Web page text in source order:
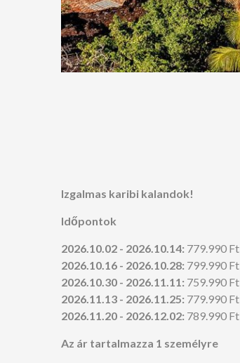
Izgalmas karibi kalandok!
Időpontok
2026.10.02 - 2026.10.14: 779.990 Ft
2026.10.16 - 2026.10.28: 799.990 Ft
2026.10.30 - 2026.11.11: 759.990 Ft
2026.11.13 - 2026.11.25: 779.990 Ft
2026.11.20 - 2026.12.02: 789.990 Ft
Az ár tartalmazza 1 személyre